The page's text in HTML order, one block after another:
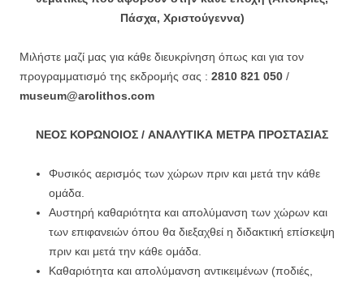
Πάσχα, Χριστούγεννα)
Μιλήστε μαζί μας για κάθε διευκρίνηση όπως και για τον
προγραμματισμό της εκδρομής σας : 2810 821 050 /
museum@arolithos.com
ΝΕΟΣ ΚΟΡΩΝΟΙΟΣ / ΑΝΑΛΥΤΙΚΑ ΜΕΤΡΑ ΠΡΟΣΤΑΣΙΑΣ
Φυσικός αερισμός των χώρων πριν και μετά την κάθε
ομάδα.
Αυστηρή καθαριότητα και απολύμανση των χώρων και
των επιφανειών όπου θα διεξαχθεί η διδακτική επίσκεψη
πριν και μετά την κάθε ομάδα.
Καθαριότητα και απολύμανση αντικειμένων (ποδιές,